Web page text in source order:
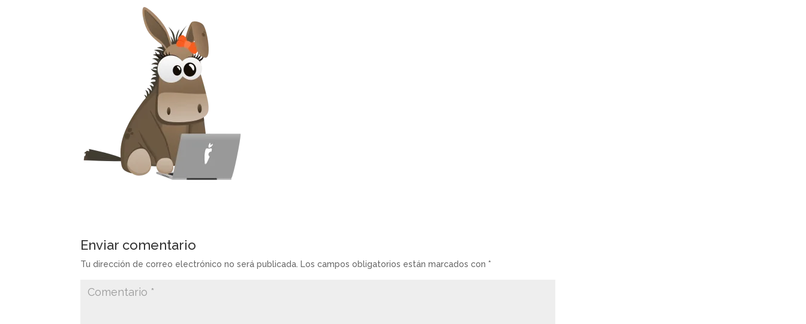
Enviar comentario
Tu dirección de correo electrónico no será publicada. Los campos obligatorios están marcados con *